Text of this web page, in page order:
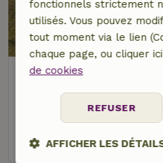
Maison nature à
À 12 km distance de
4 personnes2
fonctionnels strictement
utilisés. Vous pouvez
tout moment via le lien
chaque page, ou cliquer
de cookies
REFUSER
AFFICHER LES